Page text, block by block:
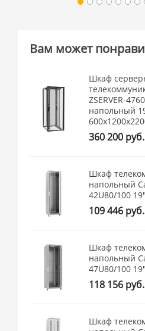
Вам может
Шкаф
ZSERVER-
напольный
360 200 руб.
Шкаф
напольный
42U80/100
109 446 руб.
Шкаф
напольный
47U80/100
118 156 руб.
Шкаф